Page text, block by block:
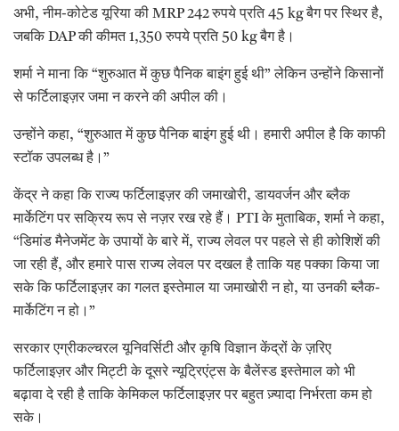
अभी, नीम-कोटेड यूरिया की MRP 242 रुपये प्रति 45 kg बैग पर स्थिर है,
जबकि DAP की कीमत 1,350 रुपये प्रति 50 kg बैग है।
शर्मा ने माना कि “शुरुआत में कुछ पैनिक बाइंग हुई थी” लेकिन उन्होंने किसानों
से फर्टिलाइज़र जमा न करने की अपील की।
उन्होंने कहा, “शुरुआत में कुछ पैनिक बाइंग हुई थी। हमारी अपील है कि काफी
स्टॉक उपलब्ध है।”
केंद्र ने कहा कि राज्य फर्टिलाइज़र की जमाखोरी, डायवर्जन और ब्लैक
मार्केटिंग पर सक्रिय रूप से नज़र रख रहे हैं। PTI के मुताबिक, शर्मा ने कहा,
“डिमांड मैनेजमेंट के उपायों के बारे में, राज्य लेवल पर पहले से ही कोशिशें की
जा रही हैं, और हमारे पास राज्य लेवल पर दखल है ताकि यह पक्का किया जा
सके कि फर्टिलाइज़र का गलत इस्तेमाल या जमाखोरी न हो, या उनकी ब्लैक-
मार्केटिंग न हो।”
सरकार एग्रीकल्चरल यूनिवर्सिटी और कृषि विज्ञान केंद्रों के ज़रिए
फर्टिलाइज़र और मिट्टी के दूसरे न्यूट्रिएंट्स के बैलेंस्ड इस्तेमाल को भी
बढ़ावा दे रही है ताकि केमिकल फर्टिलाइज़र पर बहुत ज़्यादा निर्भरता कम हो
सके।